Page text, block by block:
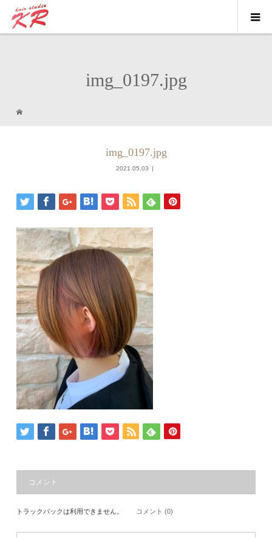
img_0197.jpg
img_0197.jpg
2021.05.03
コメント
トラックバックは利用できません。 コメント (0)